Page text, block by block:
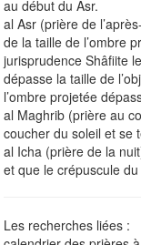
au début du Asr.
al Asr (prière de
de la taille de l’ombre
jurisprudence Shâfiite
dépasse la taille de
l’ombre projetée
al Maghrib (prière au
coucher du soleil et se
al Icha (prière de la
et que le crépuscule
Les recherches liées :